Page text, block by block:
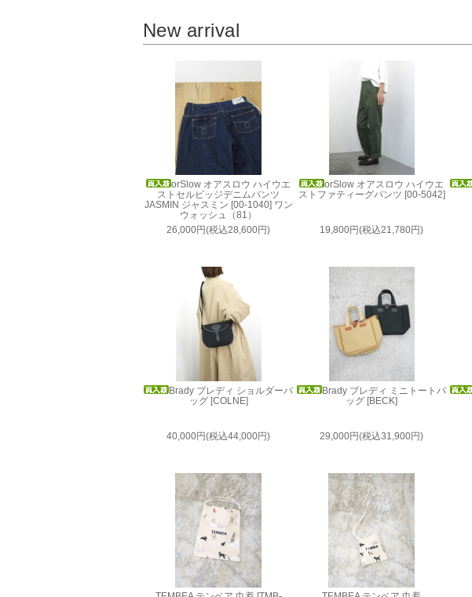
New arrival
orSlow オアスロウ ハイウエ
ストセルビッジデニムパンツ
JASMIN ジャスミン [00-1040] ワン
ウォッシュ（81）
26,000円(税込28,600円)
orSlow オアスロウ ハイウエ
ストファティーグパンツ [00-5042]
19,800円(税込21,780円)
Brady ブレディ ショルダーバ
ッグ [COLNE]
40,000円(税込44,000円)
Brady ブレディ ミニトートバ
ッグ [BECK]
29,000円(税込31,900円)